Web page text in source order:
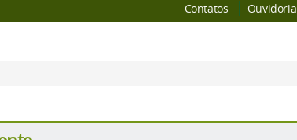
Contatos Ouvidoria